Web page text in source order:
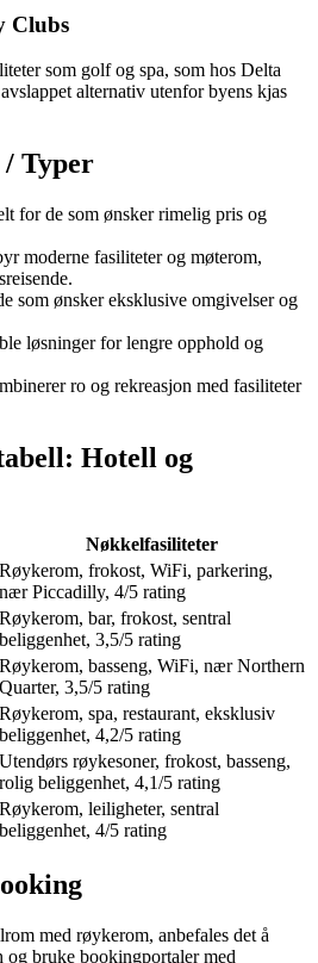
Clubs
som golf og spa, som hos Delta
alternativ utenfor byens kjas
Typer
for de som ønsker rimelig pris og
moderne fasiliteter og møterom,
som ønsker eksklusive omgivelser og
løsninger for lengre opphold og
ro og rekreasjon med fasiliteter
Hotell og
Nøkkelfasiliteter
Røykerom, frokost, WiFi, parkering,
nær Piccadilly, 4/5 rating
Røykerom, bar, frokost, sentral
beliggenhet, 3,5/5 rating
Røykerom, basseng, WiFi, nær Northern
Quarter, 3,5/5 rating
Røykerom, spa, restaurant, eksklusiv
beliggenhet, 4,2/5 rating
Utendørs røykesoner, frokost, basseng,
rolig beliggenhet, 4,1/5 rating
Røykerom, leiligheter, sentral
beliggenhet, 4/5 rating
med røykerom, anbefales det å
og bruke bookingportaler med